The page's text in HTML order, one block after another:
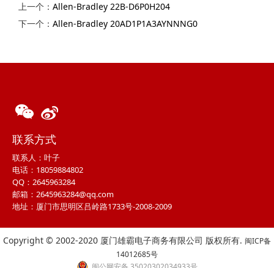
上一个： Allen-Bradley 22B-D6P0H204
下一个： Allen-Bradley 20AD1P1A3AYNNNG0
联系方式
联系人：叶子
电话：18059884802
QQ：2645963284
邮箱：2645963284@qq.com
地址：厦门市思明区吕岭路1733号-2008-2009
Copyright © 2002-2020 厦门雄霸电子商务有限公司 版权所有. 闽ICP备
14012685号